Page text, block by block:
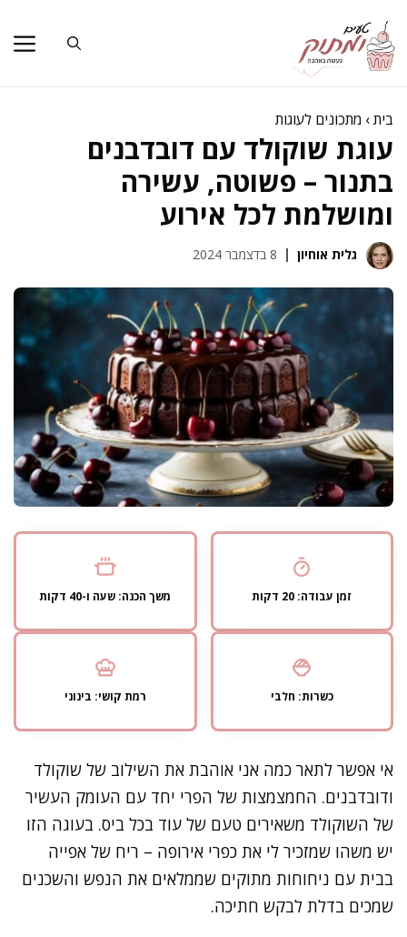
לתוכן
בית› מתכונים לעוגות
עוגת שוקולד עם דובדבנים
בתנור – פשוטה, עשירה
ומושלמת לכל אירוע
גלית אוחיון 8 בדצמבר 2024
זמן עבודה: 20 דקות משך הכנה: שעה ו-40 דקות
כשרות: חלבי רמת קושי: בינוני
אי אפשר לתאר כמה אני אוהבת את השילוב של שוקולד
ודובדבנים. החמצמצות של הפרי יחד עם העומק העשיר
של השוקולד משאירים טעם של עוד בכל ביס. בעוגה הזו
יש משהו שמזכיר לי את כפרי אירופה – ריח של אפייה
בבית עם ניחוחות מתוקים שממלאים את הנפש והשכנים
שמכים בדלת לבקש חתיכה.